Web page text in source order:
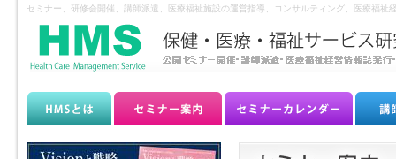
セミナー、研修会開催、講師派遣、医療福祉施設の運営指導、コンサルティング、医療福